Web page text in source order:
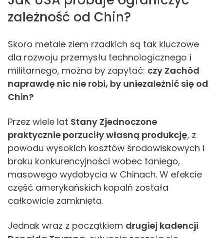
zależność od Chin?
Skoro metale ziem rzadkich są tak kluczowe
dla rozwoju przemysłu technologicznego i
militarnego, można by zapytać: czy Zachód
naprawdę nic nie robi, by uniezależnić się od
Chin?
Przez wiele lat Stany Zjednoczone
praktycznie porzuciły własną produkcję, z
powodu wysokich kosztów środowiskowych i
braku konkurencyjności wobec taniego,
masowego wydobycia w Chinach. W efekcie
część amerykańskich kopalń została
całkowicie zamknięta.
Jednak wraz z początkiem drugiej kadencji